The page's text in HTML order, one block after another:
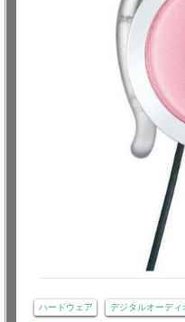
ハードウェア デジタルオーディ